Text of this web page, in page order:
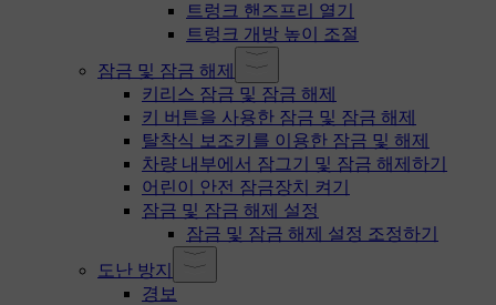
트렁크 핸즈프리 열기
트렁크 개방 높이 조절
잠금 및 잠금 해제
키리스 잠금 및 잠금 해제
키 버튼을 사용한 잠금 및 잠금 해제
탈착식 보조키를 이용한 잠금 및 해제
차량 내부에서 잠그기 및 잠금 해제하기
어린이 안전 잠금장치 켜기
잠금 및 잠금 해제 설정
잠금 및 잠금 해제 설정 조정하기
도난 방지
경보